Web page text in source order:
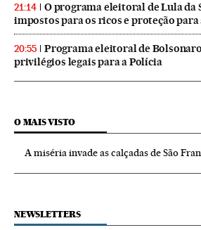
21:14
O programa eleitoral de Lula da
impostos para os ricos e proteção
20:55
Programa eleitoral de
privilégios legais para a Polícia
O MAIS VISTO
A miséria invade as calçadas de São
NEWSLETTERS